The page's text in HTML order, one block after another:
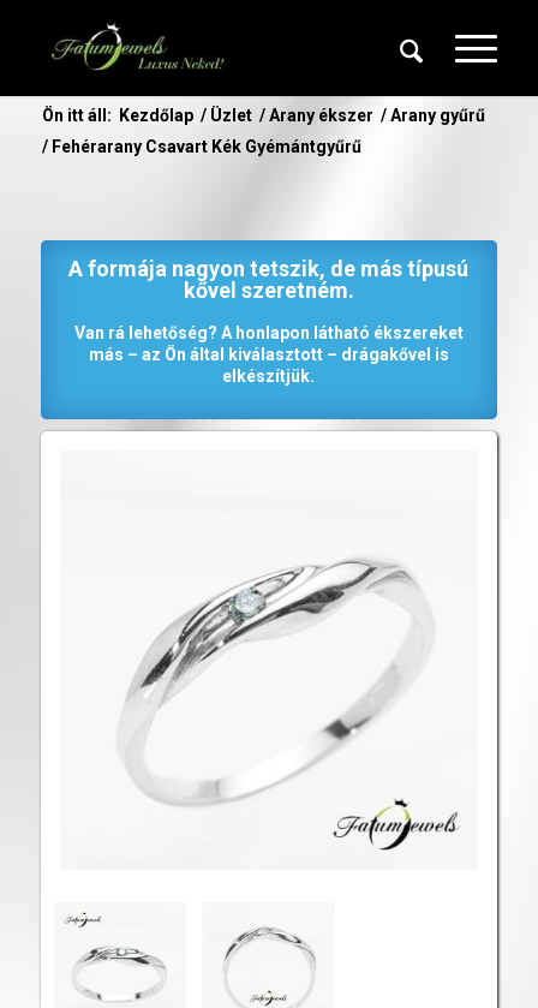
Ön itt áll: Kezdőlap / Üzlet / Arany ékszer / Arany gyűrű
/ Fehérarany Csavart Kék Gyémántgyűrű
A formája nagyon tetszik, de más típusú
kővel szeretném.
Van rá lehetőség? A honlapon látható ékszereket
más – az Ön által kiválasztott – drágakővel is
elkészítjük.